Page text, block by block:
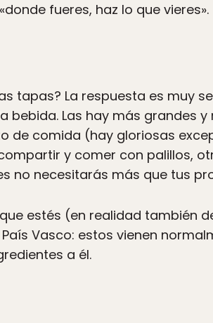
fueres, haz lo que vieres».
tapas? La respuesta es muy
Las hay más grandes y
de comida (hay gloriosas
y comer con palillos,
no necesitarás más que tus
estés (en realidad también
Vasco: estos vienen
a él.